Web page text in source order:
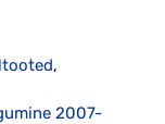
,
2007-